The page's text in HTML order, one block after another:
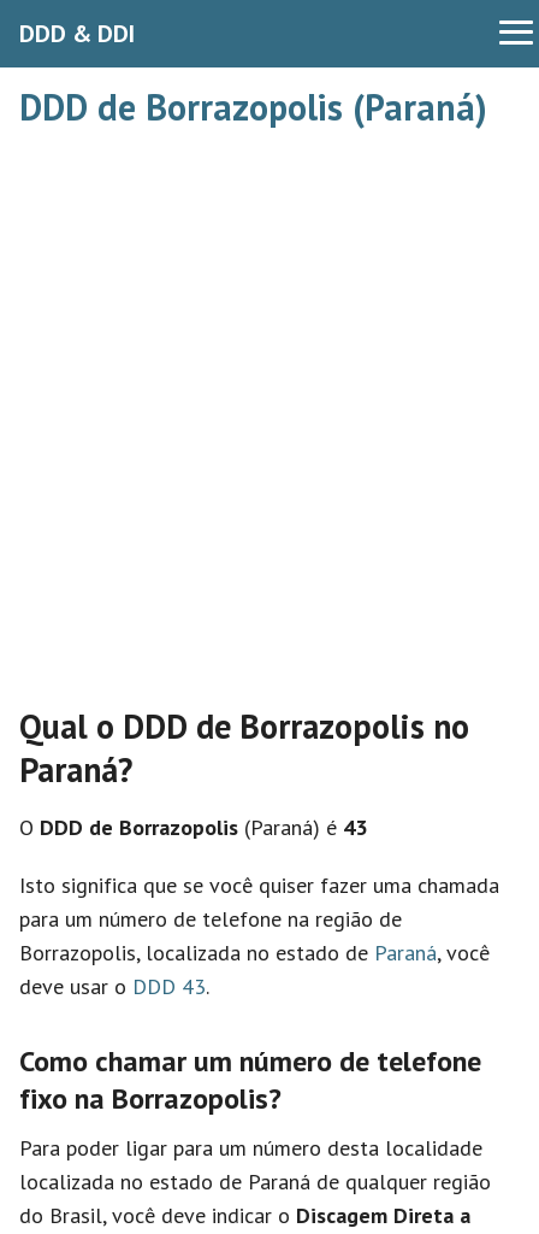
DDD & DDI
DDD de Borrazopolis (Paraná)
Qual o DDD de Borrazopolis no
Paraná?
O DDD de Borrazopolis (Paraná) é 43
Isto significa que se você quiser fazer uma chamada
para um número de telefone na região de
Borrazopolis, localizada no estado de Paraná, você
deve usar o DDD 43.
Como chamar um número de telefone
fixo na Borrazopolis?
Para poder ligar para um número desta localidade
localizada no estado de Paraná de qualquer região
do Brasil, você deve indicar o Discagem Direta a